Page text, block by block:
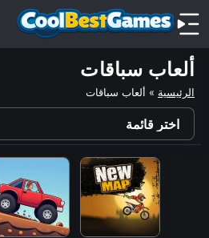
ألعاب سباقات
الرئيسية » ألعاب سباقات
اختر
قائمة